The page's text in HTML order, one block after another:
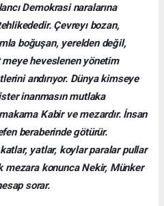
Demokrasi naralarına
Çevreyı bozan,
boğuşan, yerelden değil,
heveslenen yönetim
andırıyor. Dünya kimseye
inanmasın mutlaka
Kabir ve mezardır. İnsan
beraberinde götürür.
yatlar, koylar paralar pullar
mezara konunca Nekir, Münker
sorar.